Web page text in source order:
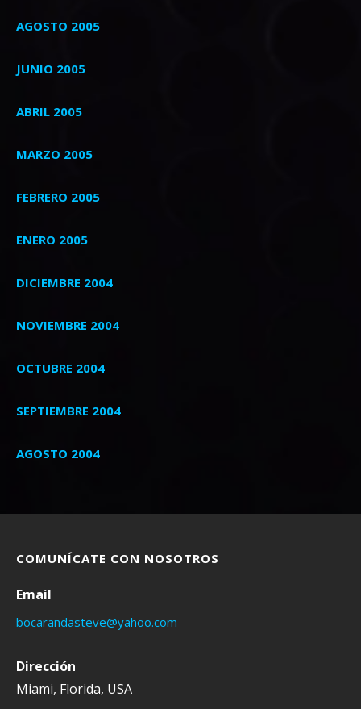
AGOSTO 2005
JUNIO 2005
ABRIL 2005
MARZO 2005
FEBRERO 2005
ENERO 2005
DICIEMBRE 2004
NOVIEMBRE 2004
OCTUBRE 2004
SEPTIEMBRE 2004
AGOSTO 2004
COMUNÍCATE CON NOSOTROS
Email
bocarandasteve@yahoo.com
Dirección
Miami, Florida, USA